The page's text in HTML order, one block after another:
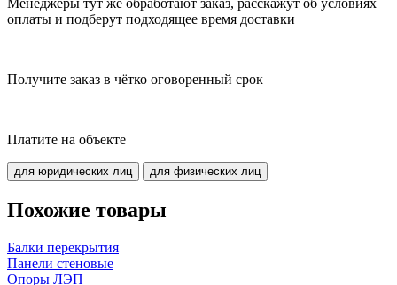
Менеджеры тут же обработают заказ, расскажут об условиях
оплаты и подберут подходящее время доставки
Получите заказ в чётко оговоренный срок
Платите на объекте
для юридических лиц для физических лиц
Похожие товары
Балки перекрытия
Панели стеновые
Опоры ЛЭП